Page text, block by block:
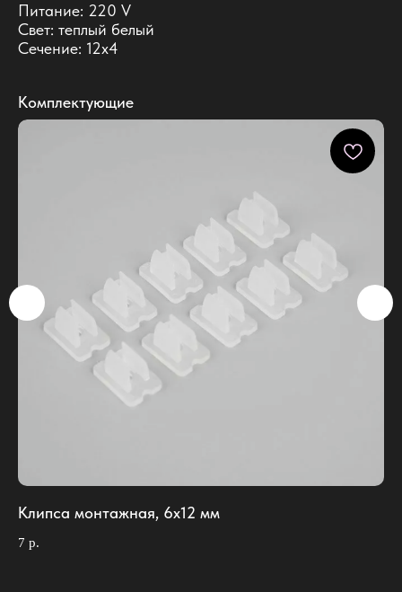
Питание: 220 V
Свет: теплый белый
Сечение: 12х4
Комплектующие
Клипса монтажная, 6х12 мм
7 р.